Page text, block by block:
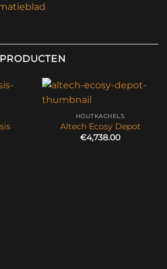
HOUTKACHELS
Altech Ecosy Depot
€4,738.00